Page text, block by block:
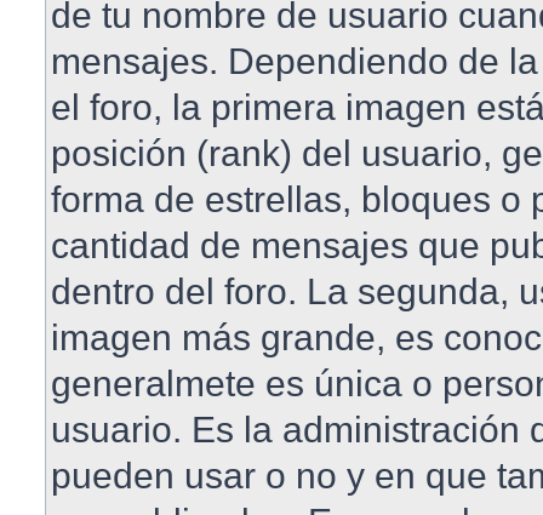
de tu nombre de usuario
mensajes. Dependiendo de
el foro, la primera imagen
posición (rank) del usuario,
forma de estrellas, bloques o
cantidad de mensajes que
dentro del foro. La segunda,
imagen más grande, es
generalmete es única o
usuario. Es la administración
pueden usar o no y en que